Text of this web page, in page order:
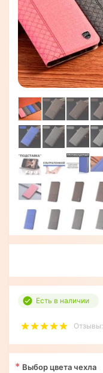
Есть в наличии
Отзывы:
* Выбор цвета чехла